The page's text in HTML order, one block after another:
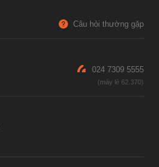
Câu hỏi thường gặp
024 7309 5555